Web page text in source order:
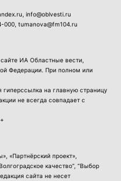
info@oblvesti.ru
000 , tumanova@fm104.ru
ИА Областные вести,
Федерации. При полном или
гиперссылка на главную страницу
не всегда совпадает с
«Партнёрский проект»,
качество”, “Выбор
сайта не несет